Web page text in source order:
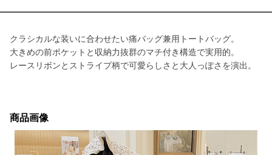
クラシカルな装いに合わせたい痛バッグ兼用トートバッグ。
大きめの前ポケットと収納力抜群のマチ付き構造で実用的。
レースリボンとストライプ柄で可愛らしさと大人っぽさを演出。
商品画像